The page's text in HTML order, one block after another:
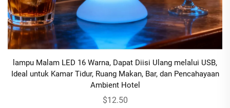
lampu Malam LED 16 Warna, Dapat Diisi Ulang melalui USB,
Ideal untuk Kamar Tidur, Ruang Makan, Bar, dan Pencahayaan
Ambient Hotel
$12.50